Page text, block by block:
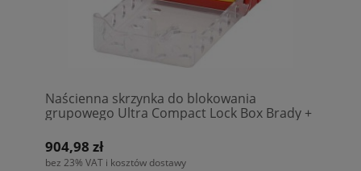
Naścienna skrzynka do blokowania
grupowego Ultra Compact Lock Box Brady +
904,98 zł
bez 23% VAT i kosztów dostawy